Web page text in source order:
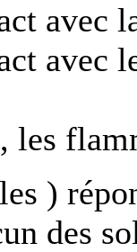
avec
avec
les
)
des